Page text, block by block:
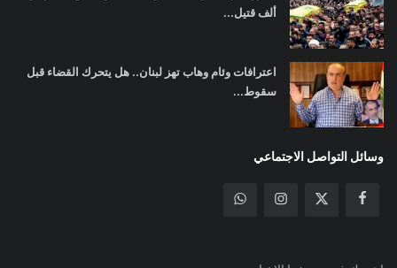
ألف قتيل...
اعترافات وئام وهاب تهز لبنان.. هل يتحرك القضاء قبل
سقوط...
وسائل التواصل الاجتماعي